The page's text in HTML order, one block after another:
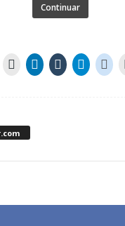
Continuar